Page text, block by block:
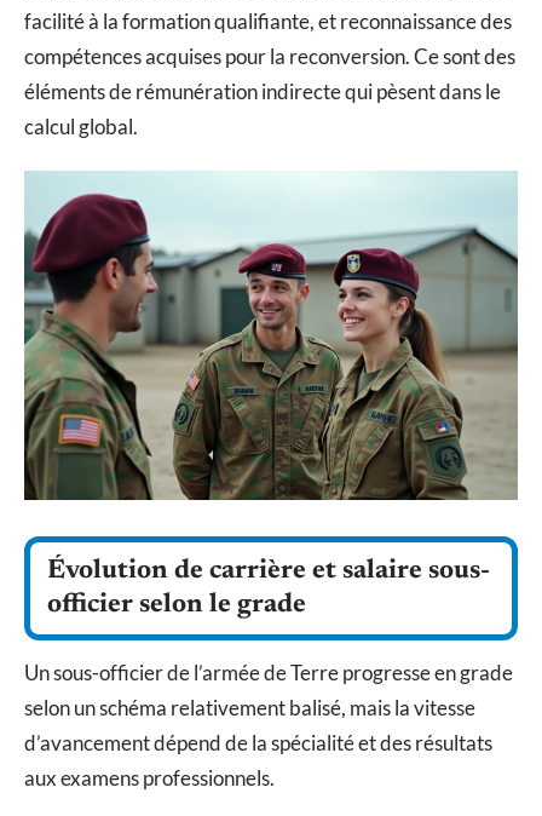
facilité à la formation qualifiante, et reconnaissance des
compétences acquises pour la reconversion. Ce sont des
éléments de rémunération indirecte qui pèsent dans le
calcul global.
Évolution de carrière et salaire sous-
officier selon le grade
Un sous-officier de l’armée de Terre progresse en grade
selon un schéma relativement balisé, mais la vitesse
d’avancement dépend de la spécialité et des résultats
aux examens professionnels.